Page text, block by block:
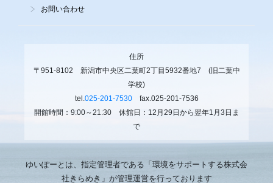
お問い合わせ
住所
〒951-8102 新潟市中央区二葉町2丁目5932番地7 (旧二葉中
学校)
tel.025-201-7530fax.025-201-7536
開館時間：9:00～21:30 休館日：12月29日から翌年1月3日ま
で
ゆいぽーとは、指定管理者である「環境をサポートする株式会
社きらめき」が管理運営を行っております